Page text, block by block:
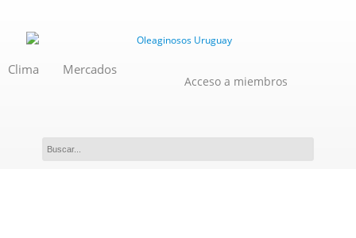
Clima Mercados
Acceso a miembros